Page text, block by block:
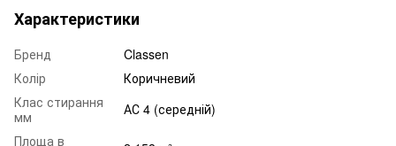
Характеристики
Бренд
Classen
Колір
Коричневий
Клас стирання
мм
АС 4 (середній)
Площа в